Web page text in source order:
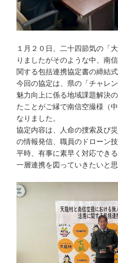
１月２０日、二十四節気の「
りましたがそのような中、南
関する包括連携協定書の締結式
今回の協定は、県の「チャレ
魅力向上に係る地域課題解決
たことがご縁で南信空撮様（
なりました。
協定内容は、人命の捜索及び
の情報発信、職員のドローン
平時、有事に素早く対応でき
一層連携を図っていきたいと思